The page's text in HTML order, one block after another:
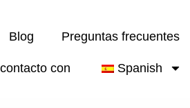
Blog Preguntas frecuentes
con Spanish